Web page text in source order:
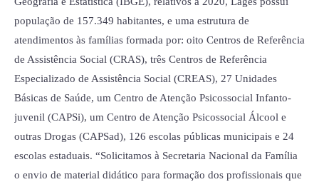
população de 157.349 habitantes, e uma estrutura de
atendimentos às famílias formada por: oito Centros de Referência
de Assistência Social (CRAS), três Centros de Referência
Especializado de Assistência Social (CREAS), 27 Unidades
Básicas de Saúde, um Centro de Atenção Psicossocial Infanto-
juvenil (CAPSi), um Centro de Atenção Psicossocial Álcool e
outras Drogas (CAPSad), 126 escolas públicas municipais e 24
escolas estaduais. “Solicitamos à Secretaria Nacional da Família
o envio de material didático para formação dos profissionais que